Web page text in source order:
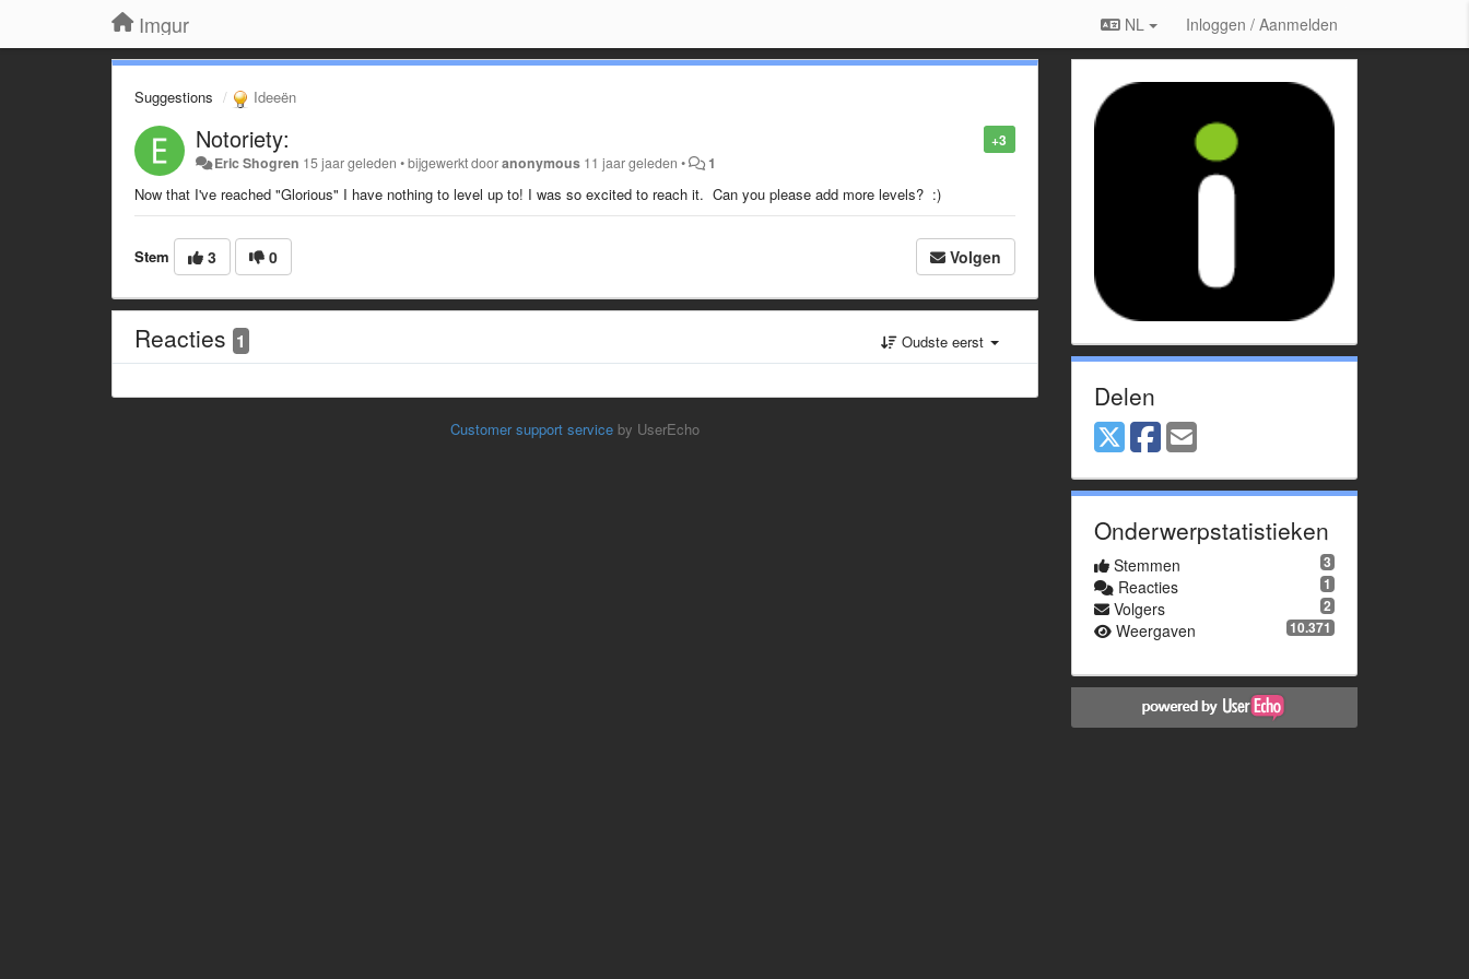
Imgur NL Inloggen / Aanmelden
Suggestions Ideeën
+3
Notoriety:
Eric Shogren 15 jaar geleden •bijgewerkt dooranonymous 11 jaar geleden • 1
Now that I've reached "Glorious" I have nothing to level up to! I was so excited to reach it. Can you please add more levels? :)
Stem 3 0 Volgen
Reacties 1 Oudste eerst
Customer support serviceby UserEcho
Delen
Onderwerpstatistieken
3
Stemmen
1
Reacties
2
Volgers
10.371
Weergaven